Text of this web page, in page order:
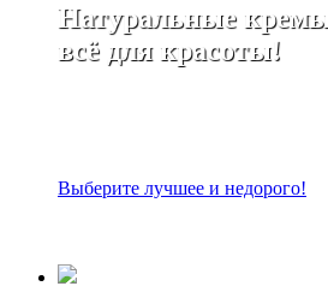
Натуральные
всё для красоты!
Выберите лучшее и недорого!